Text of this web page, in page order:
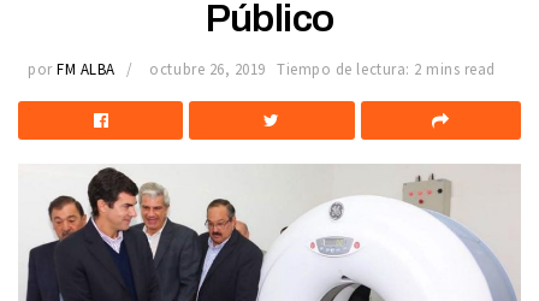
Público
por FM ALBA octubre 26, 2019 Tiempo de lectura: 2 mins read